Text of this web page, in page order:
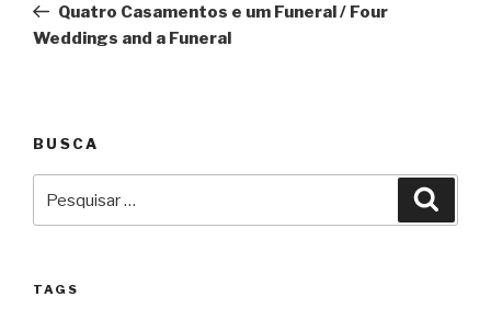
Post
Quatro Casamentos e um Funeral / Four
Weddings and a Funeral
BUSCA
TAGS